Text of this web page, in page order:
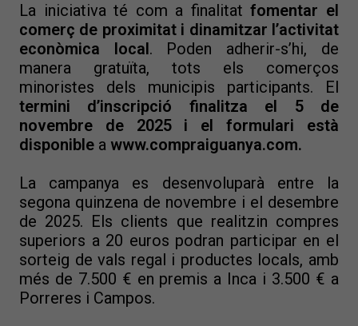
La iniciativa té com a finalitatfomentar el
comerç de proximitat i dinamitzar l’activitat
econòmica local. Poden adherir-s’hi, de
manera gratuïta, tots els comerços
minoristes dels municipis participants. El
termini d’inscripció finalitza el 5 de
novembre de 2025 i el formulari està
disponible a www.compraiguanya.com.
La campanya es desenvoluparà entre la
segona quinzena de novembre i el desembre
de 2025. Els clients que realitzin compres
superiors a 20 euros podran participar en el
sorteig de vals regal i productes locals, amb
més de 7.500 € en premis a Inca i 3.500 € a
Porreres i Campos.